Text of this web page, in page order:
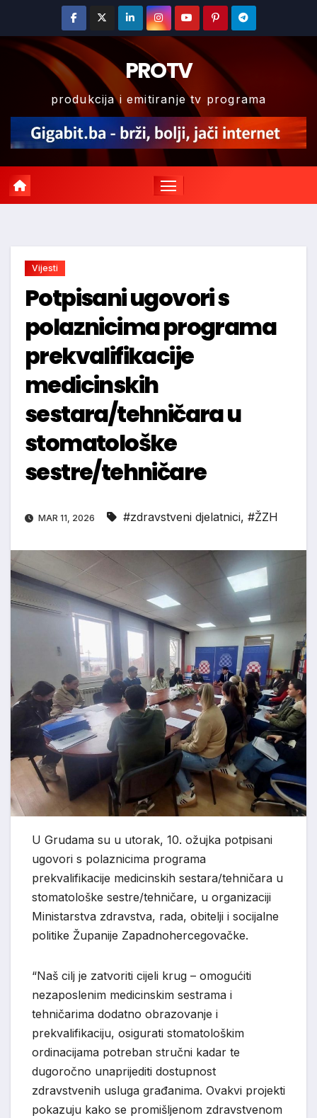
content
PROTV
produkcija i emitiranje tv programa
Vijesti
Potpisani ugovori s
polaznicima programa
prekvalifikacije
medicinskih
sestara/tehničara u
stomatološke
sestre/tehničare
MAR 11, 2026 #zdravstveni djelatnici, #ŽZH
U Grudama su u utorak, 10. ožujka potpisani
ugovori s polaznicima programa
prekvalifikacije medicinskih sestara/tehničara u
stomatološke sestre/tehničare, u organizaciji
Ministarstva zdravstva, rada, obitelji i socijalne
politike Županije Zapadnohercegovačke.
“Naš cilj je zatvoriti cijeli krug – omogućiti
nezaposlenim medicinskim sestrama i
tehničarima dodatno obrazovanje i
prekvalifikaciju, osigurati stomatološkim
ordinacijama potreban stručni kadar te
dugoročno unaprijediti dostupnost
zdravstvenih usluga građanima. Ovakvi projekti
pokazuju kako se promišljenom zdravstvenom